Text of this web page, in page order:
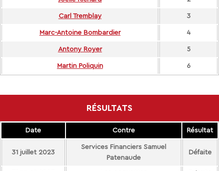
Carl Tremblay 3
Marc-Antoine Bombardier 4
Antony Royer 5
Martin Poliquin 6
RÉSULTATS
Date Contre Résultat
31 juillet 2023
Services Financiers Samuel
Patenaude
Défaite